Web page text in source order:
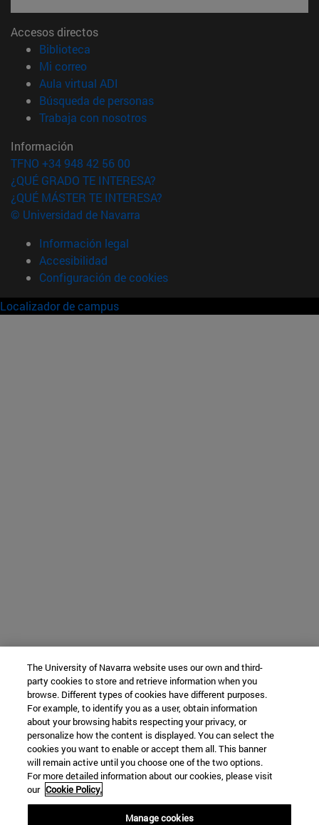
Accesos directos
Biblioteca
Mi correo(abre en nueva ventana)
Aula virtual ADI
Búsqueda de personas(abre en nueva ventana)
Trabaja con nosotros(abre en nueva ventana)
Información
TFNO +34 948 42 56 00
¿QUÉ GRADO TE INTERESA?
¿QUÉ MÁSTER TE INTERESA?
© Universidad de Navarra
Información legal
Accesibilidad
Configuración de cookies
Localizador de campus
The University of Navarra website uses our own and third-
party cookies to store and retrieve information when you
browse. Different types of cookies have different purposes.
For example, to identify you as a user, obtain information
about your browsing habits respecting your privacy, or
personalize how the content is displayed. You can select the
cookies you want to enable or accept them all. This banner
will remain active until you choose one of the two options.
For more detailed information about our cookies, please visit
our Cookie Policy.
Manage cookies